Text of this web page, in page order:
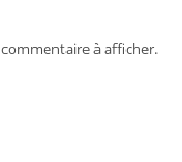
à afficher.